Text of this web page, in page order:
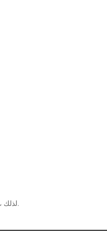
لذلك ، سأخبرك اليوم بالمعلومات التفصيلية حول صافي ثروته ومصادر دخله ، هنا.